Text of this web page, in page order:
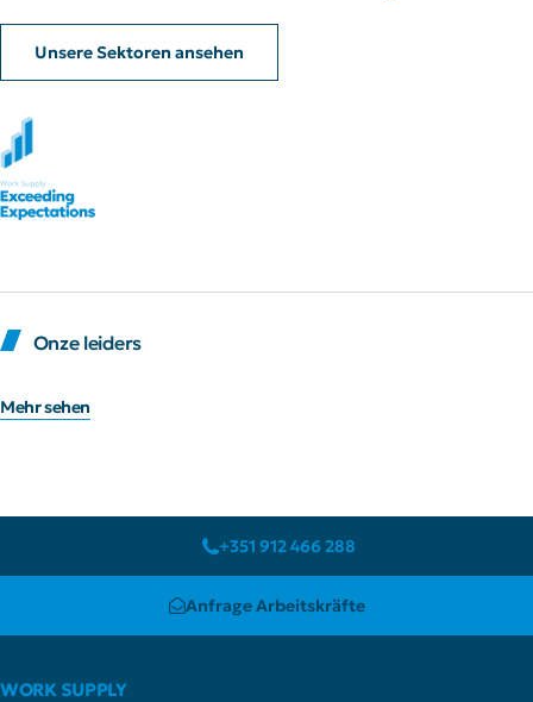
Unsere Sektoren ansehen
Onze leiders
Mehr sehen
+351 912 466 288
Anfrage Arbeitskräfte
WORK SUPPLY